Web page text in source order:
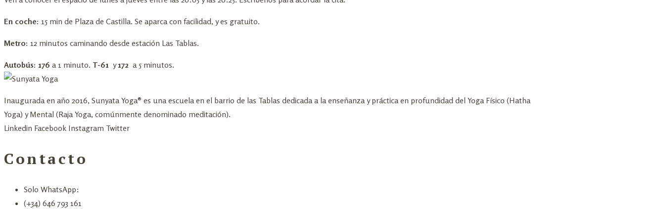
En coche: 15 min de Plaza de Castilla. Se aparca con facilidad, y es gratuito.
Metro: 12 minutos caminando desde estación Las Tablas.
Autobús: 176 a 1 minuto. T-61 y172 a 5 minutos.
Inaugurada en año 2016, Sunyata Yoga® es una escuela en el barrio de las Tablas dedicada a la enseñanza y práctica en profundidad del Yoga Físico (Hatha
Yoga) y Mental (Raja Yoga, comúnmente denominado meditación).
Linkedin Facebook Instagram Twitter
Contacto
Solo WhatsApp:
(+34) 646 793 161